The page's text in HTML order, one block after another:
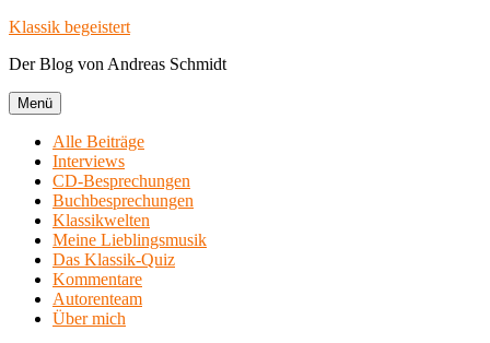
Zum
springen
Klassik begeistert
Der Blog von Andreas Schmidt
Menü
Alle Beiträge
Interviews
CD-Besprechungen
Buchbesprechungen
Klassikwelten
Meine Lieblingsmusik
Das Klassik-Quiz
Kommentare
Autorenteam
Über mich